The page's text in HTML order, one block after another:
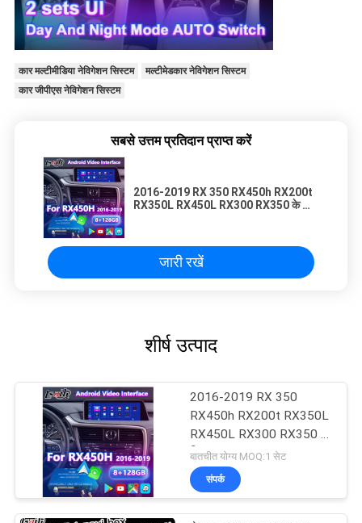
कार मल्टीमीडिया नेविगेशन सिस्टम
मल्टीमेडकार नेविगेशन सिस्टम
कार जीपीएस नेविगेशन सिस्टम
सबसे उत्तम प्रतिदान प्राप्त करें
2016-2019 RX 350 RX450h RX200t
RX350L RX450L RX300 RX350 के लिए
जारी रखें
शीर्ष उत्पाद
2016-2019 RX 350
RX450h RX200t RX350L
RX450L RX300 RX350 के
लिए Lsailt Android Carplay
लेक्सस वीडियो इंटरफ़ेस
बातचीत योग्य MOQ:1 सेट
संपर्क